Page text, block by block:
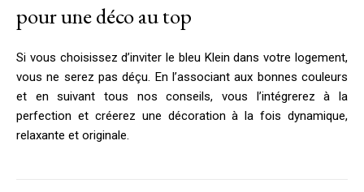
pour une déco au top
Si vous choisissez d’inviter le bleu Klein dans votre logement,
vous ne serez pas déçu. En l’associant aux bonnes couleurs
et en suivant tous nos conseils, vous l’intégrerez à la
perfection et créerez une décoration à la fois dynamique,
relaxante et originale.